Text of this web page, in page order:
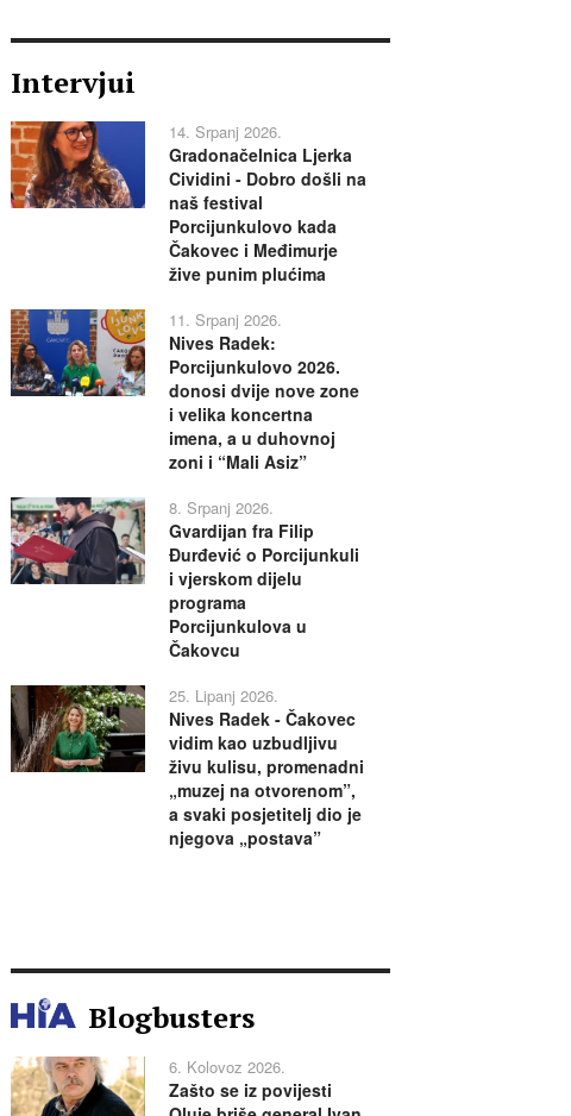
Intervjui
14. Srpanj 2026.
Gradonačelnica Ljerka
Cividini - Dobro došli na
naš festival
Porcijunkulovo kada
Čakovec i Međimurje
žive punim plućima
11. Srpanj 2026.
Nives Radek:
Porcijunkulovo 2026.
donosi dvije nove zone
i velika koncertna
imena, a u duhovnoj
zoni i “Mali Asiz”
8. Srpanj 2026.
Gvardijan fra Filip
Đurđević o Porcijunkuli
i vjerskom dijelu
programa
Porcijunkulova u
Čakovcu
25. Lipanj 2026.
Nives Radek - Čakovec
vidim kao uzbudljivu
živu kulisu, promenadni
„muzej na otvorenom”,
a svaki posjetitelj dio je
njegova „postava”
Blogbusters
6. Kolovoz 2026.
Zašto se iz povijesti